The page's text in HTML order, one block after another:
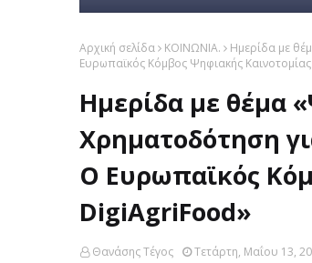
Αρχική σελίδα ΚΟΙΝΩΝΙΑ.
Ημερίδα με
Ευρωπαϊκός Κόμβος Ψηφιακής
Ημερίδα με θέμα
Χρηματοδότηση
Ο Ευρωπαϊκός
DigiAgriFood»
Θανάσης Τέγος Τετάρτη, Μαΐου 13,